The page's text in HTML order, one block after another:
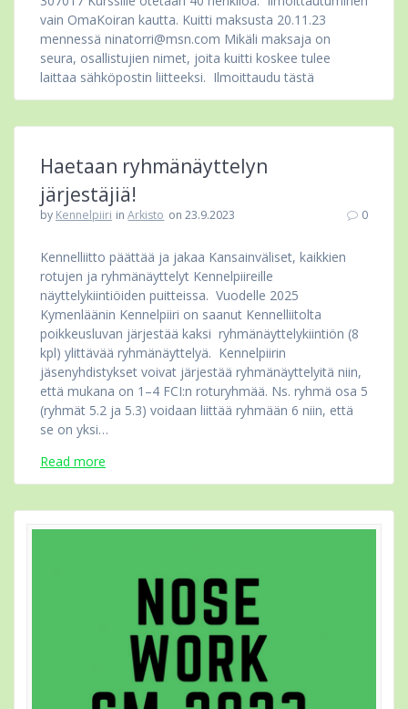
vain OmaKoiran kautta. Kuitti maksusta 20.11.23
mennessä ninatorri@msn.com Mikäli maksaja on
seura, osallistujien nimet, joita kuitti koskee tulee
laittaa sähköpostin liitteeksi. Ilmoittaudu tästä
Haetaan ryhmänäyttelyn
järjestäjiä!
by Kennelpiiri inArkisto on 23.9.2023 0
Kennelliitto päättää ja jakaa Kansainväliset, kaikkien
rotujen ja ryhmänäyttelyt Kennelpiireille
näyttelykiintiöiden puitteissa. Vuodelle 2025
Kymenläänin Kennelpiiri on saanut Kennelliitolta
poikkeusluvan järjestää kaksi ryhmänäyttelykiintiön (8
kpl) ylittävää ryhmänäyttelyä. Kennelpiirin
jäsenyhdistykset voivat järjestää ryhmänäyttelyitä niin,
että mukana on 1–4 FCI:n roturyhmää. Ns. ryhmä osa 5
(ryhmät 5.2 ja 5.3) voidaan liittää ryhmään 6 niin, että
se on yksi…
Read more